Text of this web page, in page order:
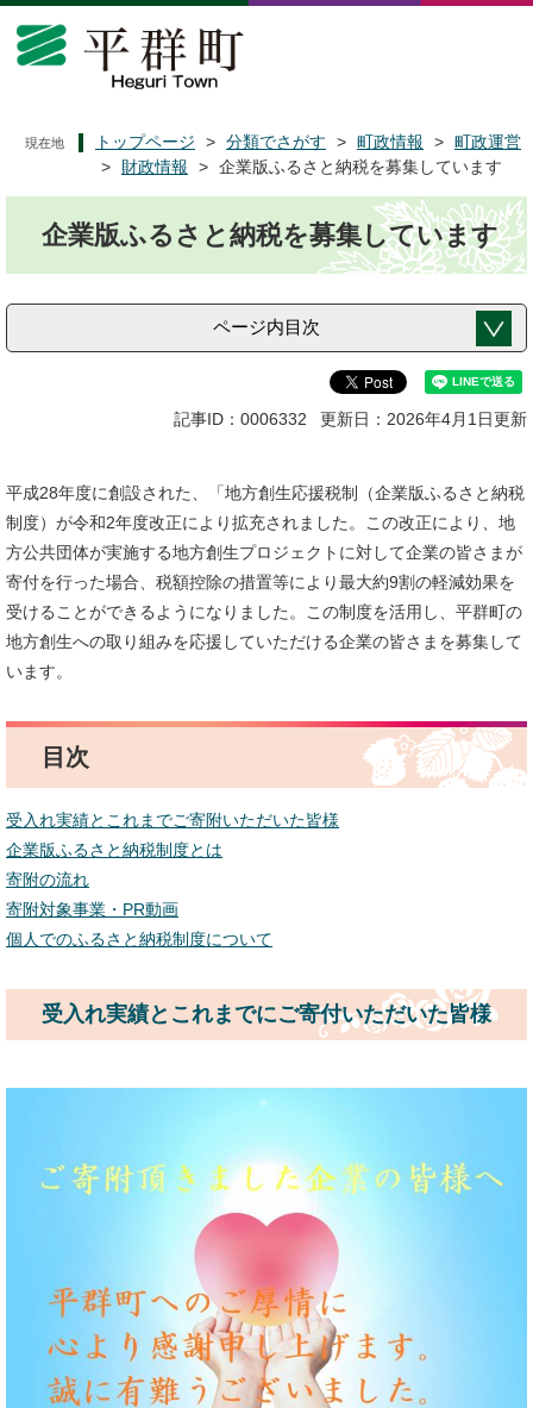
ペ
メ
現在地 トップページ > 分類でさがす > 町政情報 > 町政運営
>
財政情報 > 企業版ふるさと納税を募集しています
企業版ふるさと納税を募集しています
ページ内目次
記事ID：0006332 更新日：2026年4月1日更新
平成28年度に創設された、「地方創生応援税制（企業版ふるさと納税
制度）が令和2年度改正により拡充されました。この改正により、地
方公共団体が実施する地方創生プロジェクトに対して企業の皆さまが
寄付を行った場合、税額控除の措置等により最大約9割の軽減効果を
受けることができるようになりました。この制度を活用し、平群町の
地方創生への取り組みを応援していただける企業の皆さまを募集して
います。
目次
受入れ実績とこれまでご寄附いただいた皆様
企業版ふるさと納税制度とは
寄附の流れ
寄附対象事業・PR動画
個人でのふるさと納税制度について
受入れ実績とこれまでにご寄付いただいた皆様